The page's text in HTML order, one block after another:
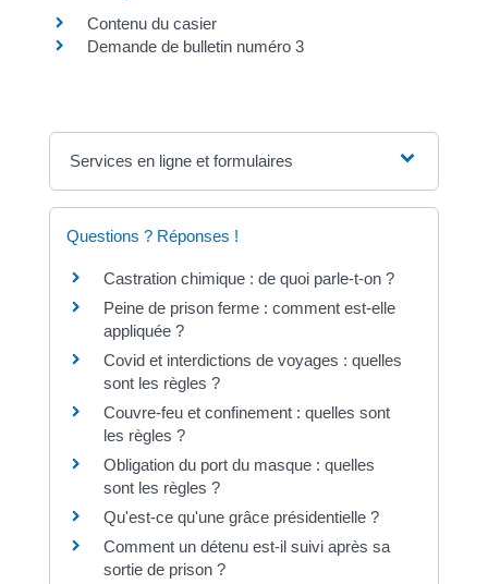
Contenu du casier
Demande de bulletin numéro 3
Services en ligne et formulaires
Questions ? Réponses !
Castration chimique : de quoi parle-t-on ?
Peine de prison ferme : comment est-elle
appliquée ?
Covid et interdictions de voyages : quelles
sont les règles ?
Couvre-feu et confinement : quelles sont
les règles ?
Obligation du port du masque : quelles
sont les règles ?
Qu'est-ce qu'une grâce présidentielle ?
Comment un détenu est-il suivi après sa
sortie de prison ?